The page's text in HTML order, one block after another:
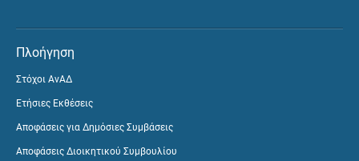
Πλοήγηση
Στόχοι ΑνΑΔ
Ετήσιες Εκθέσεις
Αποφάσεις για Δημόσιες Συμβάσεις
Αποφάσεις Διοικητικού Συμβουλίου